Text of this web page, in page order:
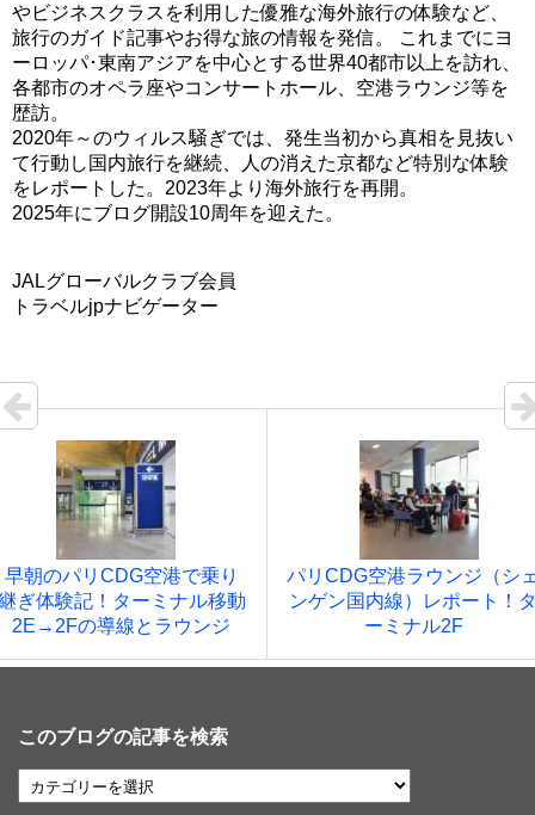
やビジネスクラスを利用した優雅な海外旅行の体験など、
旅行のガイド記事やお得な旅の情報を発信。 これまでにヨ
ーロッパ･東南アジアを中心とする世界40都市以上を訪れ、
各都市のオペラ座やコンサートホール、空港ラウンジ等を
歴訪。
2020年～のウィルス騒ぎでは、発生当初から真相を見抜い
て行動し国内旅行を継続、人の消えた京都など特別な体験
をレポートした。2023年より海外旅行を再開。
2025年にブログ開設10周年を迎えた。
JALグローバルクラブ会員
トラベルjpナビゲーター
早朝のパリCDG空港で乗り
ぎ体験記！ターミナル移動
2E→2Fの導線とラウンジ
パリCDG空港ラウンジ（シ
ンゲン国内線）レポート！
ーミナル2F
このブログの記事を検索